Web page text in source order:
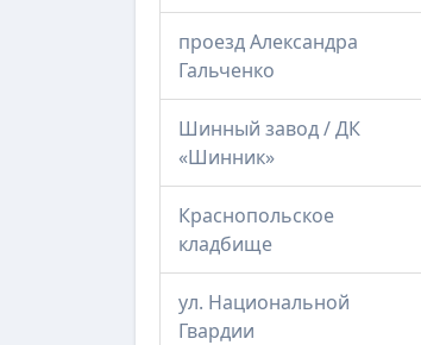
проезд Александра
Гальченко
Шинный завод / ДК
«Шинник»
Краснопольское
кладбище
ул. Национальной
Гвардии